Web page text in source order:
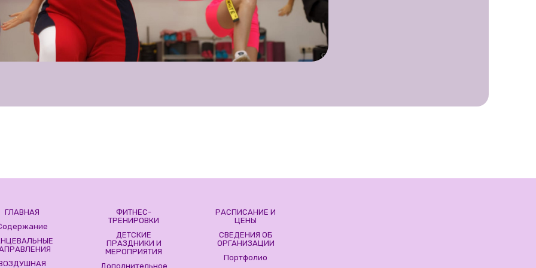
ГЛАВНАЯ
ФИТНЕС-
ТРЕНИРОВКИ
ДЕТСКИЕ
ПРАЗДНИКИ И
МЕРОПРИЯТИЯ
Дополнительное
РАСПИСАНИЕ И
ЦЕНЫ
СВЕДЕНИЯ ОБ
ОРГАНИЗАЦИИ
Портфолио